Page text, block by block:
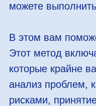
можете
В этом вам
Этот метод
которые крайне
анализ проблем,
рисками,